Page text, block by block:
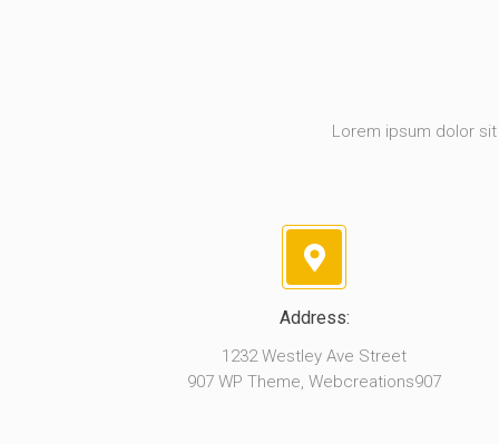
Lorem ipsum dolor
Address:
1232 Westley Ave Street
907 WP Theme, Webcreations907